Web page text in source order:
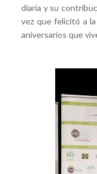
diaria y su
vez que felicitó a
aniversarios que